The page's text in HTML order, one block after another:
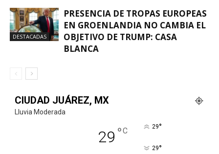
DESTACADAS
PRESENCIA DE TROPAS EUROPEAS
EN GROENLANDIA NO CAMBIA EL
OBJETIVO DE TRUMP: CASA
BLANCA
CIUDAD JUÁREZ, MX
Lluvia Moderada
29 °C 29°
29°